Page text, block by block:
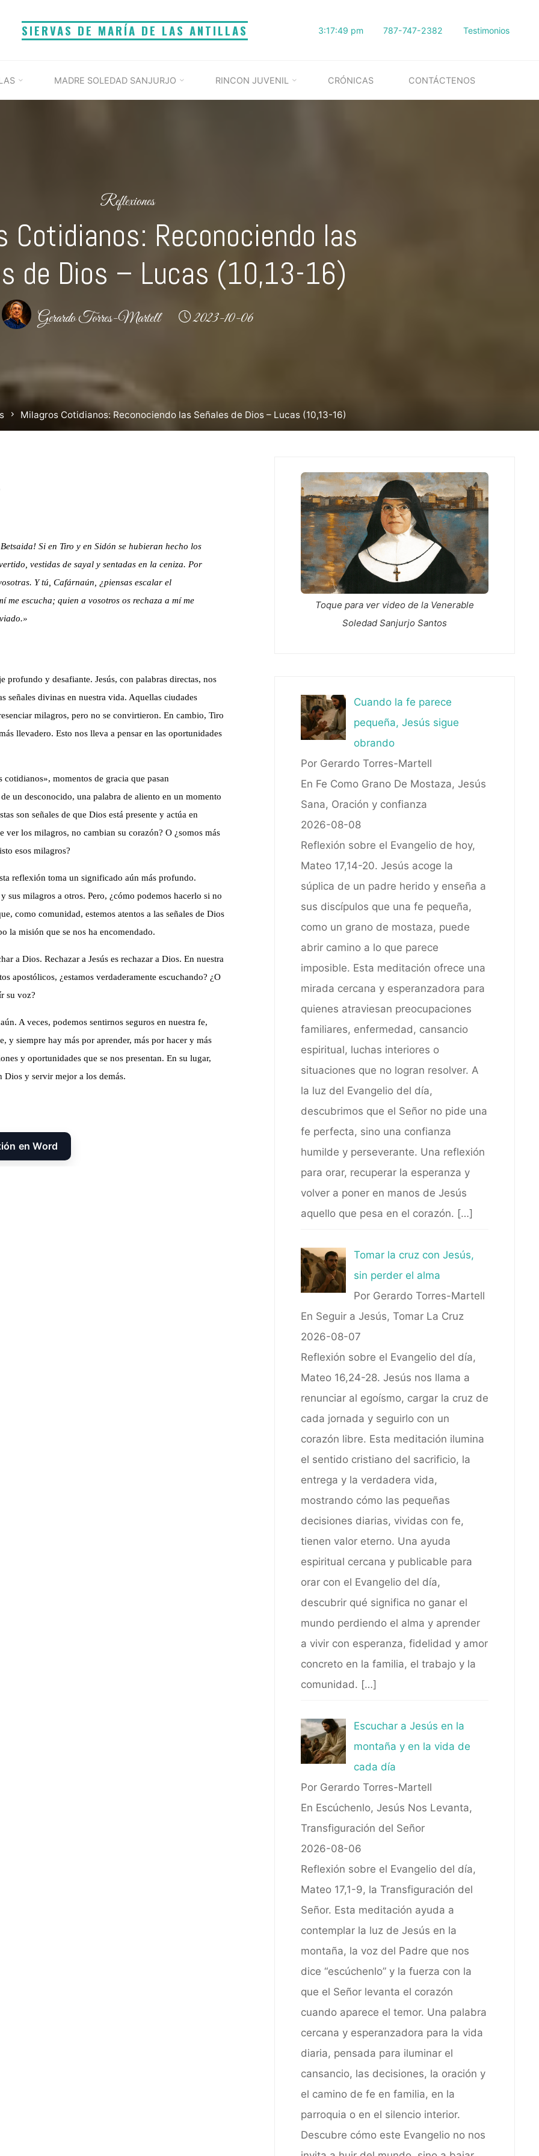
SIERVAS DE MARÍA DE LAS ANTILLAS 3:17:50 pm 787-747-2382 Testimonios
MADRE SOLEDAD SANJURJO RINCON JUVENIL CRÓNICAS CONTÁCTENOS
Reflexiones
Cotidianos: Reconociendo las
de Dios – Lucas (10,13-16)
Gerardo Torres-Martell 2023-10-06
Milagros Cotidianos: Reconociendo las Señales de Dios – Lucas (10,13-16)
Si en Tiro y en Sidón se hubieran hecho los
vestidas de sayal y sentadas en la ceniza. Por
Y tú, Cafárnaún, ¿piensas escalar el
escucha; quien a vosotros os rechaza a mí me
profundo y desafiante. Jesús, con palabras directas, nos
divinas en nuestra vida. Aquellas ciudades
milagros, pero no se convirtieron. En cambio, Tiro
llevadero. Esto nos lleva a pensar en las oportunidades
momentos de gracia que pasan
un desconocido, una palabra de aliento en un momento
son señales de que Dios está presente y actúa en
ver los milagros, no cambian su corazón? O ¿somos más
esos milagros?
reflexión toma un significado aún más profundo.
sus milagros a otros. Pero, ¿cómo podemos hacerlo si no
como comunidad, estemos atentos a las señales de Dios
la misión que se nos ha encomendado.
a Dios. Rechazar a Jesús es rechazar a Dios. En nuestra
apostólicos, ¿estamos verdaderamente escuchando? ¿O
su voz?
A veces, podemos sentirnos seguros en nuestra fe,
y siempre hay más por aprender, más por hacer y más
y oportunidades que se nos presentan. En su lugar,
Dios y servir mejor a los demás.
en Word
Toque para ver video de la Venerable
Soledad Sanjurjo Santos
Cuando la fe parece
pequeña, Jesús sigue
obrando
Por Gerardo Torres-Martell
En Fe Como Grano De Mostaza, Jesús
Sana, Oración y confianza
2026-08-08
Reflexión sobre el Evangelio de hoy,
Mateo 17,14-20. Jesús acoge la
súplica de un padre herido y enseña a
sus discípulos que una fe pequeña,
como un grano de mostaza, puede
abrir camino a lo que parece
imposible. Esta meditación ofrece una
mirada cercana y esperanzadora para
quienes atraviesan preocupaciones
familiares, enfermedad, cansancio
espiritual, luchas interiores o
situaciones que no logran resolver. A
la luz del Evangelio del día,
descubrimos que el Señor no pide una
fe perfecta, sino una confianza
humilde y perseverante. Una reflexión
para orar, recuperar la esperanza y
volver a poner en manos de Jesús
aquello que pesa en el corazón. […]
Tomar la cruz con Jesús,
sin perder el alma
Por Gerardo Torres-Martell
En Seguir a Jesús, Tomar La Cruz
2026-08-07
Reflexión sobre el Evangelio del día,
Mateo 16,24-28. Jesús nos llama a
renunciar al egoísmo, cargar la cruz de
cada jornada y seguirlo con un
corazón libre. Esta meditación ilumina
el sentido cristiano del sacrificio, la
entrega y la verdadera vida,
mostrando cómo las pequeñas
decisiones diarias, vividas con fe,
tienen valor eterno. Una ayuda
espiritual cercana y publicable para
orar con el Evangelio del día,
descubrir qué significa no ganar el
mundo perdiendo el alma y aprender
a vivir con esperanza, fidelidad y amor
concreto en la familia, el trabajo y la
comunidad. […]
Escuchar a Jesús en la
montaña y en la vida de
cada día
Por Gerardo Torres-Martell
En Escúchenlo, Jesús Nos Levanta,
Transfiguración del Señor
2026-08-06
Reflexión sobre el Evangelio del día,
Mateo 17,1-9, la Transfiguración del
Señor. Esta meditación ayuda a
contemplar la luz de Jesús en la
montaña, la voz del Padre que nos
dice “escúchenlo” y la fuerza con la
que el Señor levanta el corazón
cuando aparece el temor. Una palabra
cercana y esperanzadora para la vida
diaria, pensada para iluminar el
cansancio, las decisiones, la oración y
el camino de fe en familia, en la
parroquia o en el silencio interior.
Descubre cómo este Evangelio no nos